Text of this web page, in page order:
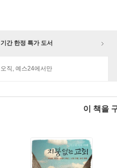
기간 한정 특가 도서
오직, 예스24에서만
이 책을